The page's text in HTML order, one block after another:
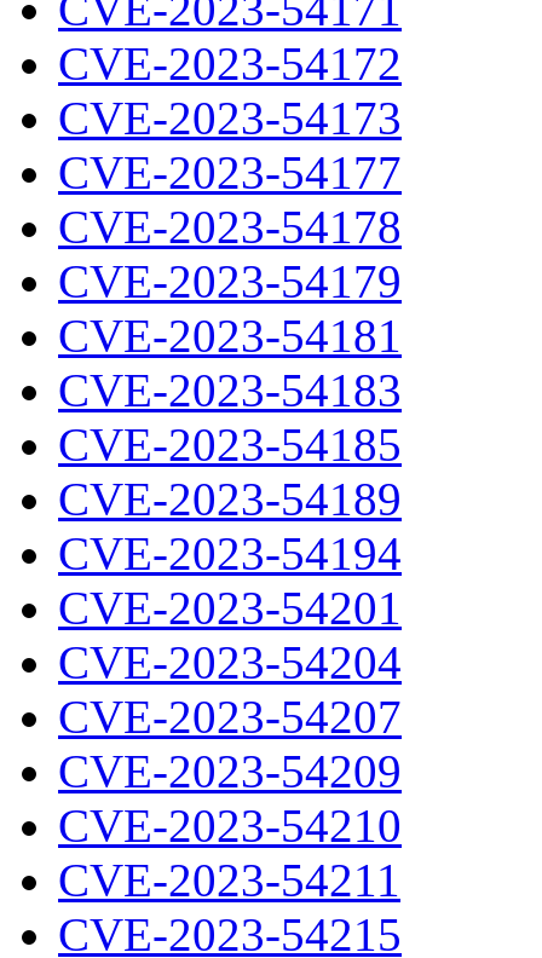
CVE-2023-54172
CVE-2023-54173
CVE-2023-54177
CVE-2023-54178
CVE-2023-54179
CVE-2023-54181
CVE-2023-54183
CVE-2023-54185
CVE-2023-54189
CVE-2023-54194
CVE-2023-54201
CVE-2023-54204
CVE-2023-54207
CVE-2023-54209
CVE-2023-54210
CVE-2023-54211
CVE-2023-54215